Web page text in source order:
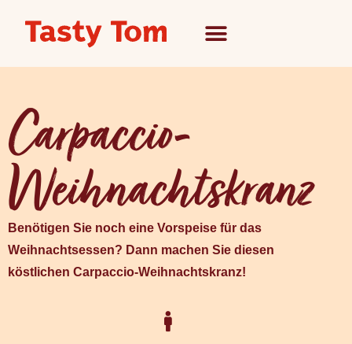
Carpaccio-
Weihnachtskranz
Benötigen Sie noch eine Vorspeise für das
Weihnachtsessen? Dann machen Sie diesen
köstlichen Carpaccio-Weihnachtskranz!